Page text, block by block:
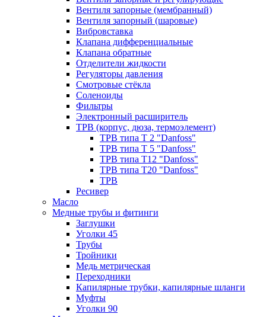
Вентиля запорные (мембранный)
Вентиля запорный (шаровые)
Вибровставка
Клапана дифференциальные
Клапана обратные
Отделители жидкости
Регуляторы давления
Смотровые стёкла
Соленоиды
Фильтры
Электронный расширитель
ТРВ (корпус, дюза, термоэлемент)
ТРВ типа Т 2 "Danfoss"
ТРВ типа Т 5 "Danfoss"
ТРВ типа Т12 "Danfoss"
ТРВ типа Т20 "Danfoss"
ТРВ
Ресивер
Масло
Медные трубы и фитинги
Заглушки
Уголки 45
Трубы
Тройники
Медь метрическая
Переходники
Капилярные трубки, капилярные шланги
Муфты
Уголки 90